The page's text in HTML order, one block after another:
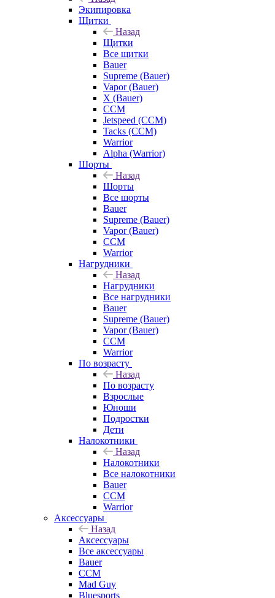
Экипировка
Щитки
Назад
Щитки
Все щитки
Bauer
Supreme (Bauer)
Vapor (Bauer)
X (Bauer)
CCM
Jetspeed (CCM)
Tacks (CCM)
Warrior
Alpha (Warrior)
Шорты
Назад
Шорты
Все шорты
Bauer
Supreme (Bauer)
Vapor (Bauer)
CCM
Warrior
Нагрудники
Назад
Нагрудники
Все нагрудники
Bauer
Supreme (Bauer)
Vapor (Bauer)
CCM
Warrior
По возрасту
Назад
По возрасту
Взрослые
Юноши
Подростки
Дети
Налокотники
Назад
Налокотники
Все налокотники
Bauer
CCM
Warrior
Аксессуары
Назад
Аксессуары
Все аксессуары
Bauer
CCM
Mad Guy
Bluesports